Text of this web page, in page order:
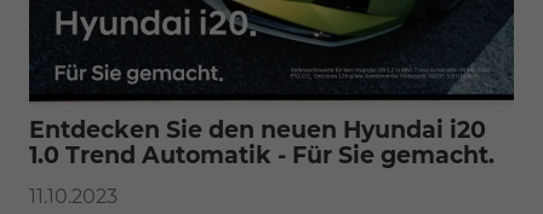
Entdecken Sie den neuen Hyundai i20
1.0 Trend Automatik - Für Sie gemacht.
11.10.2023